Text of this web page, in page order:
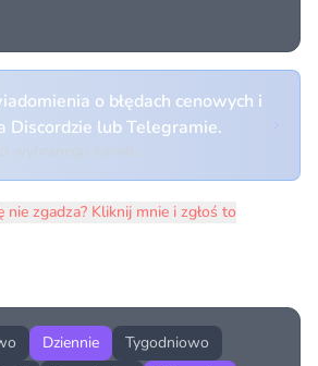
o błędach cenowych i
Discordzie lub Telegramie.
nie zgadza? Kliknij mnie i zgłoś to
Dziennie
Tygodniowo